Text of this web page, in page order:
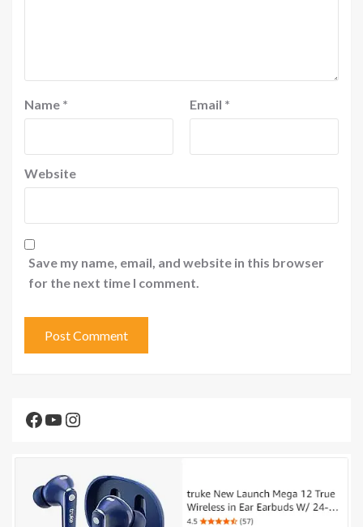
Name * Email *
Website
Save my name, email, and website in this browser
for the next time I comment.
Facebook
YouTube
Instagram